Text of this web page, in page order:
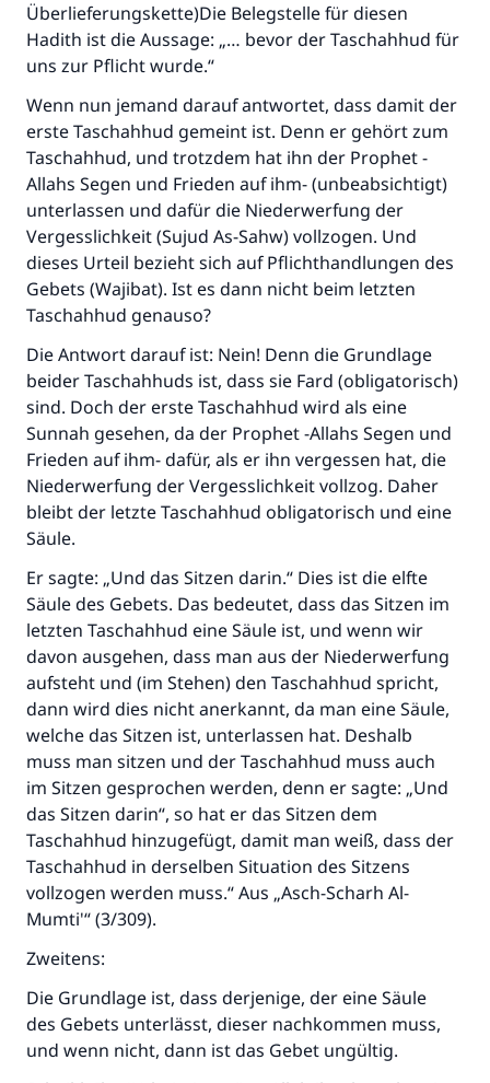
Überlieferungskette)Die Belegstelle für diesen
Hadith ist die Aussage: „… bevor der Taschahhud für
uns zur Pflicht wurde.“
Wenn nun jemand darauf antwortet, dass damit der
erste Taschahhud gemeint ist. Denn er gehört zum
Taschahhud, und trotzdem hat ihn der Prophet -
Allahs Segen und Frieden auf ihm- (unbeabsichtigt)
unterlassen und dafür die Niederwerfung der
Vergesslichkeit (Sujud As-Sahw) vollzogen. Und
dieses Urteil bezieht sich auf Pflichthandlungen des
Gebets (Wajibat). Ist es dann nicht beim letzten
Taschahhud genauso?
Die Antwort darauf ist: Nein! Denn die Grundlage
beider Taschahhuds ist, dass sie Fard (obligatorisch)
sind. Doch der erste Taschahhud wird als eine
Sunnah gesehen, da der Prophet -Allahs Segen und
Frieden auf ihm- dafür, als er ihn vergessen hat, die
Niederwerfung der Vergesslichkeit vollzog. Daher
bleibt der letzte Taschahhud obligatorisch und eine
Säule.
Er sagte: „Und das Sitzen darin.“ Dies ist die elfte
Säule des Gebets. Das bedeutet, dass das Sitzen im
letzten Taschahhud eine Säule ist, und wenn wir
davon ausgehen, dass man aus der Niederwerfung
aufsteht und (im Stehen) den Taschahhud spricht,
dann wird dies nicht anerkannt, da man eine Säule,
welche das Sitzen ist, unterlassen hat. Deshalb
muss man sitzen und der Taschahhud muss auch
im Sitzen gesprochen werden, denn er sagte: „Und
das Sitzen darin“, so hat er das Sitzen dem
Taschahhud hinzugefügt, damit man weiß, dass der
Taschahhud in derselben Situation des Sitzens
vollzogen werden muss.“ Aus „Asch-Scharh Al-
Mumti'“ (3/309).
Zweitens:
Die Grundlage ist, dass derjenige, der eine Säule
des Gebets unterlässt, dieser nachkommen muss,
und wenn nicht, dann ist das Gebet ungültig.
Die Antwort Nr. 110845 rettete eine
Ehe.
Unterstütze die Arbeit von Islam Q&A
Der Prophet -Allahs Segen und Frieden auf
ihm- sagte:
"Wer zum Guten aufruft, hat den Lohn
desjenigen, der sie durchführt."
(MUSLIM 1893)